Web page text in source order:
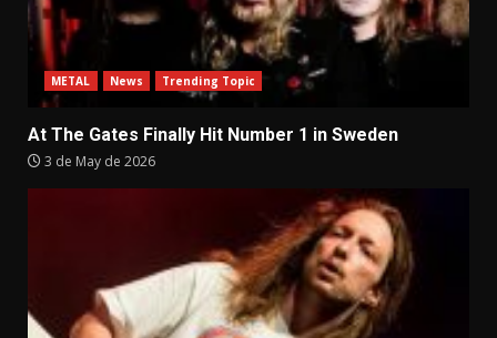
METAL News Trending Topic
At The Gates Finally Hit Number 1 in Sweden
3 de May de 2026